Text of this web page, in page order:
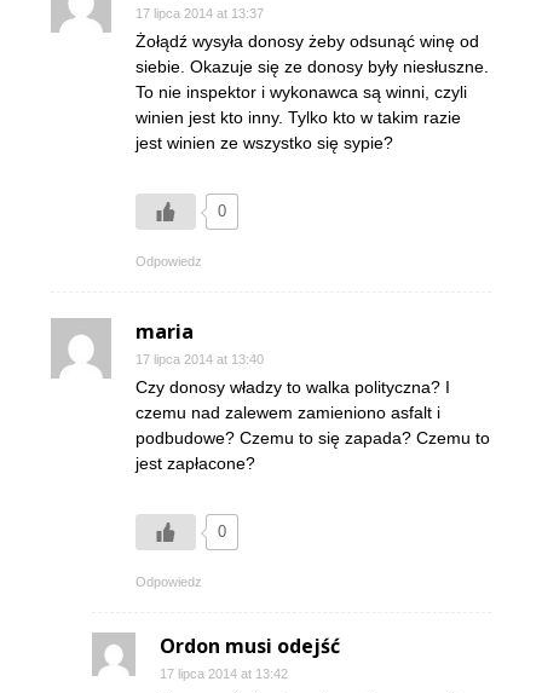
17 lipca 2014 at 13:37
Żołądź wysyła donosy żeby odsunąć winę od
siebie. Okazuje się ze donosy były niesłuszne.
To nie inspektor i wykonawca są winni, czyli
winien jest kto inny. Tylko kto w takim razie
jest winien ze wszystko się sypie?
0
Odpowiedz
maria
17 lipca 2014 at 13:40
Czy donosy władzy to walka polityczna? I
czemu nad zalewem zamieniono asfalt i
podbudowe? Czemu to się zapada? Czemu to
jest zapłacone?
0
Odpowiedz
Ordon musi odejść
17 lipca 2014 at 13:42